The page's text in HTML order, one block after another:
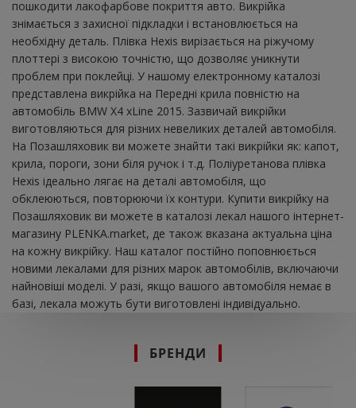
пошкодити лакофарбове покриття авто. Викрійка
знімається з захисної підкладки і встановлюється на
необхідну деталь. Плівка Hexis вирізається на ріжучому
плоттері з високою точністю, що дозволяє уникнути
проблем при поклейці. У нашому електронному каталозі
представлена ​​викрійка на Передні крила повністю на
автомобіль BMW X4 xLine 2015. Зазвичай викрійки
виготовляються для різних невеликих деталей автомобіля.
На Позашляховик ви можете знайти такі викрійки як: капот,
крила, пороги, зони біля ручок і т.д. Поліуретанова плівка
Hexis ідеально лягає на деталі автомобіля, що
обклеюються, повторюючи їх контури. Купити викрійку на
Позашляховик ви можете в каталозі лекал нашого інтернет-
магазину PLENKA.market, де також вказана актуальна ціна
на кожну викрійку. Наш каталог постійно поповнюється
новими лекалами для різних марок автомобілів, включаючи
найновіші моделі. У разі, якщо вашого автомобіля немає в
базі, лекала можуть бути виготовлені індивідуально.
БРЕНДИ